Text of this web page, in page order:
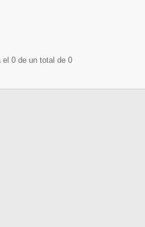
el 0 de un total de 0